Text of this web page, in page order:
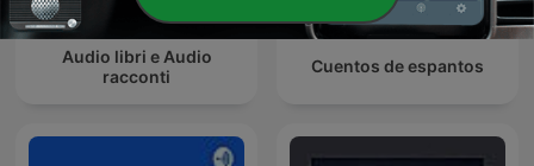
Audio libri e Audio
racconti
Cuentos de espantos